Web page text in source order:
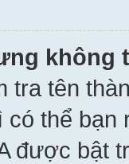
không
tra tên
có thể
được bật